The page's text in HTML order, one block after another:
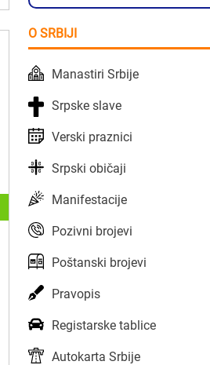
O SRBIJI
Manastiri Srbije
Srpske slave
Verski praznici
Srpski običaji
Manifestacije
Pozivni brojevi
Poštanski brojevi
Pravopis
Registarske tablice
Autokarta Srbije